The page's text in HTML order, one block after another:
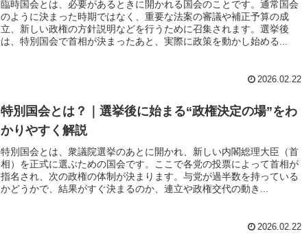
臨時国会とは、必要があるときに開かれる国会のことです。通常国会
のように決まった時期ではなく、重要な法案の審議や補正予算の成
立、新しい政権の方針説明などを行うために召集されます。選挙後
は、特別国会で首相が決まったあと、実際に政策を動かし始める...
2026.02.22
特別国会とは？｜選挙後に始まる“政権決定の場”をわ
かりやすく解説
特別国会とは、衆議院選挙のあとに開かれ、新しい内閣総理大臣（首
相）を正式に選ぶための国会です。ここで各党の投票によって首相が
指名され、次の政権の体制が決まります。与党が過半数を持っている
かどうかで、結果がすぐ決まるのか、連立や政権交代の動き...
2026.02.22